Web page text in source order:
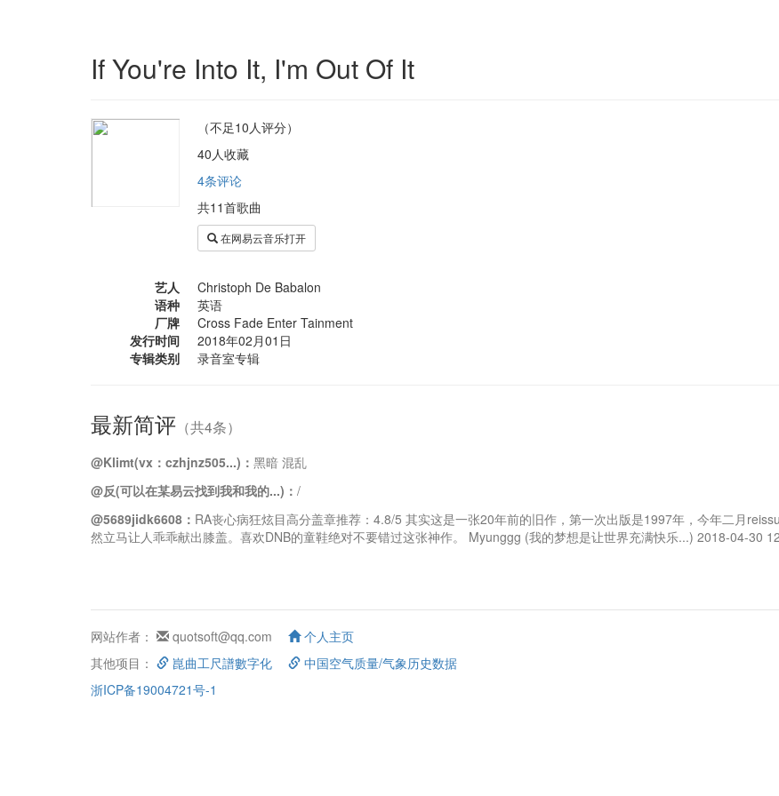
If You're Into It, I'm Out Of It
（不足10人评分）
40人收藏
4条评论
共11首歌曲
在网易云音乐打开
艺人
Christoph De Babalon
语种
英语
厂牌
Cross Fade Enter Tainment
发行时间
2018年02月01日
专辑类别
录音室专辑
最新简评 （共4条）
@Klimt(vx：czhjnz505...)： 黑暗 混乱
@反(可以在某易云找到我和我的...)： /
@5689jidk6608： RA丧心病狂炫目高分盖章推荐：4.8/5 其实这是一张20年前的旧作，第一次出版是1997年，今年二月
然立马让人乖乖献出膝盖。喜欢DNB的童鞋绝对不要错过这张神作。 Myunggg (我的梦想是让世界充满快乐...) 2018-04-30
网站作者： quotsoft@qq.com
个人主页
其他项目：
崑曲工尺譜數字化
中国空气质量/气象历史数据
浙ICP备19004721号-1